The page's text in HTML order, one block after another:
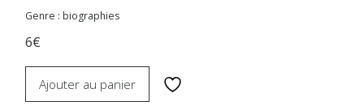
Genre : biographies
6€
Ajouter au panier